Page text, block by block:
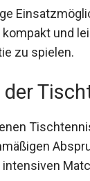
ist kompakt
zu spielen.